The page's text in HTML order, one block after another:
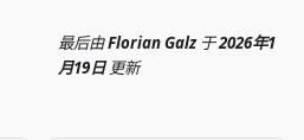
最后由Florian Galz 于2026年1
月19日 更新